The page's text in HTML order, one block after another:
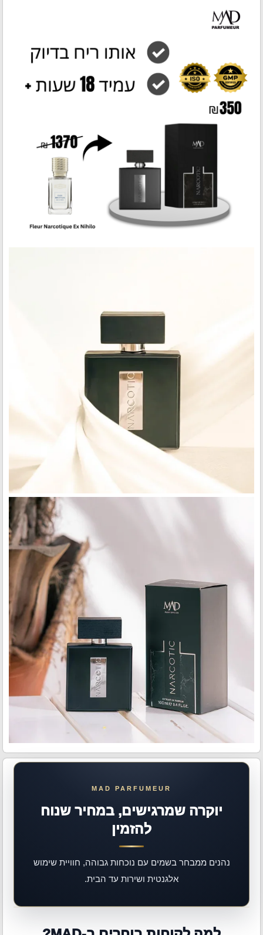
יוקרה שמרגישים, במחיר שנוח
להזמין
נהנים ממבחר בשמים עם נוכחות גבוהה, חוויית שימוש
אלגנטית ושירות עד הבית.